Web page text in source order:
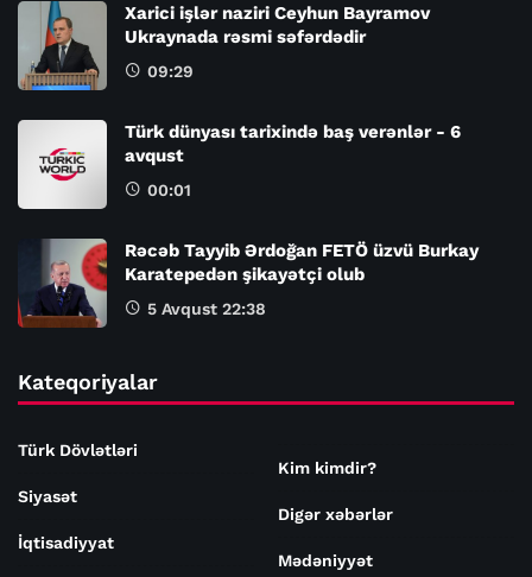
Xarici işlər naziri Ceyhun Bayramov
Ukraynada rəsmi səfərdədir
09:29
Türk dünyası tarixində baş verənlər - 6
avqust
00:01
Rəcəb Tayyib Ərdoğan FETÖ üzvü Burkay
Karatepedən şikayətçi olub
5 Avqust 22:38
Kateqoriyalar
Türk Dövlətləri
Siyasət
İqtisadiyyat
Kim kimdir?
Digər xəbərlər
Mədəniyyət